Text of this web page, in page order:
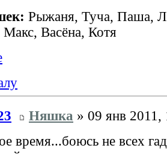
Рыжаня, Туча, Паша,
Васёна, Котя
Няшка » 09 янв 2011,
время...боюсь не всех